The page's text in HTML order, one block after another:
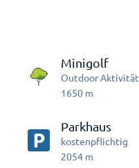
Minigolf
Outdoor Aktivität
1650m
Parkhaus
kostenpflichtig
2054m